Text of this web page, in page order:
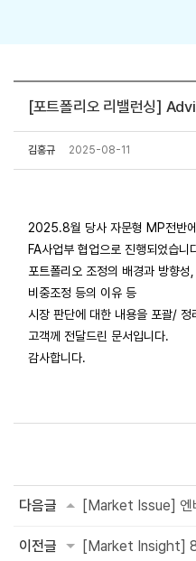
[포트폴리오 리밸런싱]
김홍규 2025-08-11
2025.8월 당사 자문형 MP전반
FA사업부 협업으로 진행되었습니
포트폴리오 조정의 배경과 방향성
비중조정 등의 이유 등
시장 판단에 대한 내용을 포괄/
고객께 전달드린 문서입니다.
감사합니다.
다음글 [Market Issue] 엔
이전글 [Market Insight] 8